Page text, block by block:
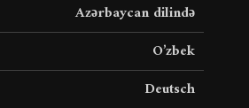
Azərbaycan dilində
O’zbek
Deutsch